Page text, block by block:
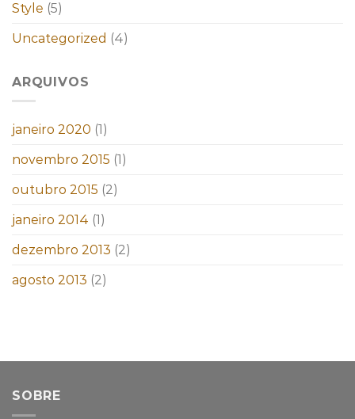
Style (5)
Uncategorized (4)
ARQUIVOS
janeiro 2020 (1)
novembro 2015 (1)
outubro 2015 (2)
janeiro 2014 (1)
dezembro 2013 (2)
agosto 2013 (2)
SOBRE